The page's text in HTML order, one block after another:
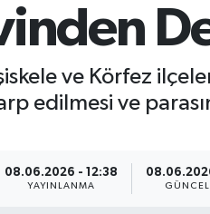
ve Körfez
edilmesi ve
08.06.2026 - 12:38
YAYINLANMA